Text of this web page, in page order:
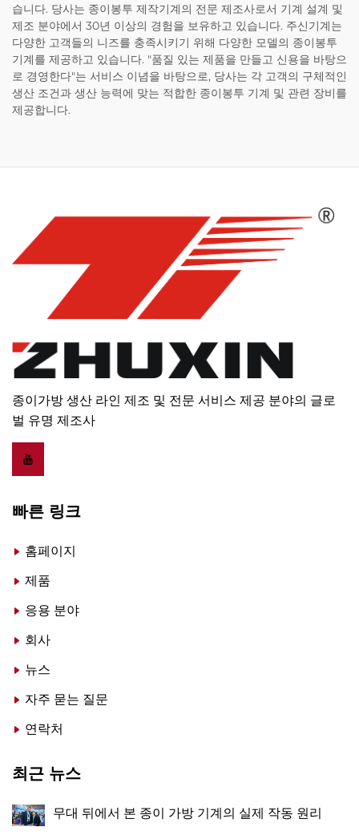
습니다. 당사는 종이봉투 제작기계의 전문 제조사로서 기계 설계 및
제조 분야에서 30년 이상의 경험을 보유하고 있습니다. 주신기계는
다양한 고객들의 니즈를 충족시키기 위해 다양한 모델의 종이봉투
기계를 제공하고 있습니다. "품질 있는 제품을 만들고 신용을 바탕으
로 경영한다"는 서비스 이념을 바탕으로, 당사는 각 고객의 구체적인
생산 조건과 생산 능력에 맞는 적합한 종이봉투 기계 및 관련 장비를
제공합니다.
종이가방 생산 라인 제조 및 전문 서비스 제공 분야의 글로
벌 유명 제조사
빠른 링크
홈페이지
제품
응용 분야
회사
뉴스
자주 묻는 질문
연락처
최근 뉴스
무대 뒤에서 본 종이 가방 기계의 실제 작동 원리